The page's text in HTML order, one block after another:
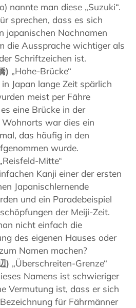
nannte man diese „Suzuki“.
sprechen, dass es sich
japanischen Nachnamen
die Aussprache wichtiger als
Schriftzeichen ist.
) „Hohe-Brücke“
Japan lange Zeit spärlich
meist per Fähre
eine Brücke in der
war dies ein
das häufig in den
wurde.
„Reisfeld-Mitte“
Kanji einer der ersten
Japanischlernende
und ein Paradebeispiel
der Meiji-Zeit.
nicht einfach die
des eigenen Hauses oder
Namen machen?
) „Überschreiten-Grenze“
Namens ist schwieriger
Vermutung ist, dass er sich
für Fährmänner